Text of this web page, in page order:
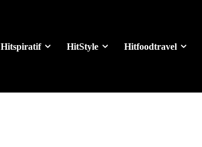
Hitspiratif HitStyle Hitfoodtravel